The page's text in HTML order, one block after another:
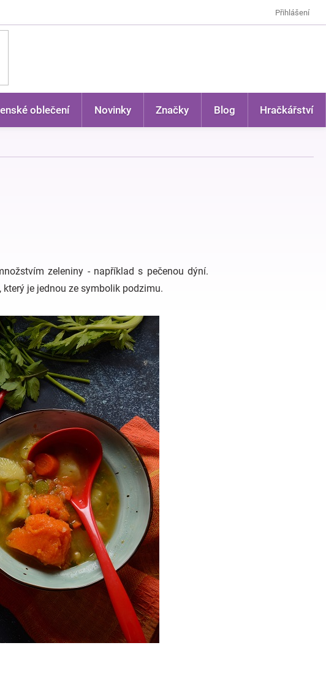
Přihlášení
oblečení Novinky Značky Blog Hračkářství
zeleniny - například s pečenou dýní.
je jednou ze symbolik podzimu.